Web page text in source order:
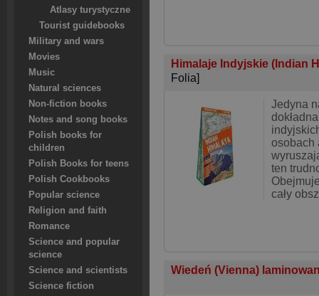
Atlasy turystyczne
Tourist guidebooks
Military and wars
Movies
Music
Natural sciences
Non-fiction books
Notes and song books
Polish books for
children
Polish Books for teens
Polish Cookbooks
Popular science
Religion and faith
Romance
Science and popular
science
Science and scientists
Science fiction
Himalaje Indyjskie (Indian
Folia]
Jedyna
osobach
ten
cały
Wiedeń (Vienna)